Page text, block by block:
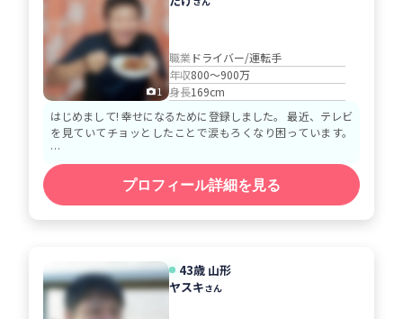
1
職業 ドライバー/運転手
年収800～900万
身長169cm
はじめまして! 幸せになるために登録しました。 最近、テレビ
を見ていてチョッとしたことで涙もろくなり困っています。
…
プロフィール詳細を見る
43歳 山形
ヤスキさん